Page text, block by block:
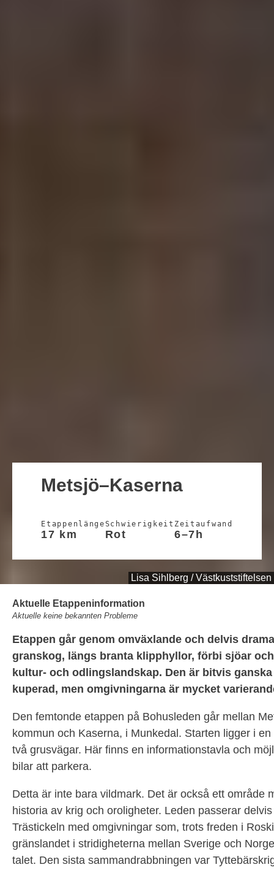
Lisa Sihlberg / Västkuststiftelsen
Metsjö–Kaserna
Etappenlänge
17 km
Schwierigkeit
Rot
Zeitaufwand
6–7h
Aktuelle Etappeninformation
Aktuelle keine bekannten Probleme
Etappen går genom omväxlande och delvis
granskog, längs branta klipphyllor, förbi sjöar
kultur- och odlingslandskap. Den är bitvis
kuperad, men omgivningarna är mycket
Den femtonde etappen på Bohusleden går mellan
kommun och Kaserna, i Munkedal. Starten ligger i
två grusvägar. Här finns en informationstavla och
bilar att parkera.
Detta är inte bara vildmark. Det är också ett område
historia av krig och oroligheter. Leden passerar
Trästickeln med omgivningar som, trots freden i
gränslandet i stridigheterna mellan Sverige och
talet. Den sista sammandrabbningen var